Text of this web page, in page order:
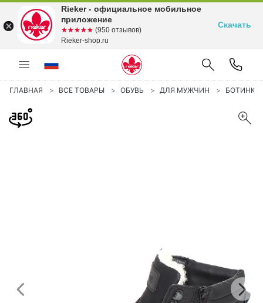
ГЛАВНАЯ ВСЕ ТОВАРЫ ОБУВЬ ДЛЯ МУЖЧИН БОТИНКИ
Предыдущий
Rieker - официальное мобильное
приложение
☆☆☆☆☆
★★★★★ (950 отзывов)
Rieker-shop.ru
Скачать